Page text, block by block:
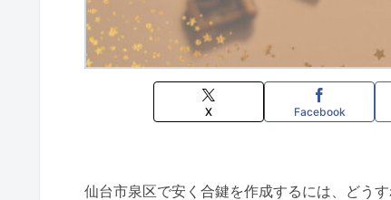
X Facebook
仙台市泉区で安く合鍵を作成するには、どう